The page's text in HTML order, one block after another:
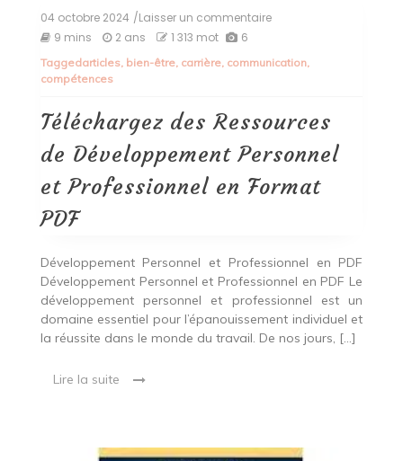
04 octobre 2024 /Laisser un commentaireon
Ressources
Personnel
et
Professionnel
en
Format
PDF
9 mins 2 ans 1 313 mot 6
Taggedarticles, bien-être, carrière, communication,
compétences
Téléchargez des Ressources
de Développement Personnel
et Professionnel en Format
PDF
Développement Personnel et Professionnel en PDF
Développement Personnel et Professionnel en PDF Le
développement personnel et professionnel est un
domaine essentiel pour l’épanouissement individuel et
la réussite dans le monde du travail. De nos jours, […]
Lire la suite